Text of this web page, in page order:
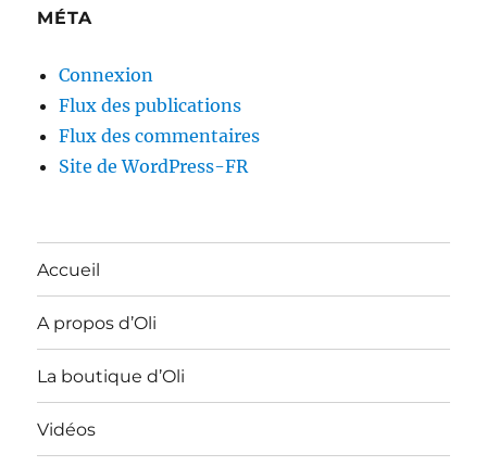
MÉTA
Connexion
Flux des publications
Flux des commentaires
Site de WordPress-FR
Accueil
A propos d’Oli
La boutique d’Oli
Vidéos